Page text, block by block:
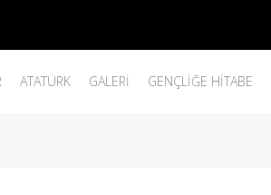
ATATÜRK GALERI GENÇLIĞE HITABE